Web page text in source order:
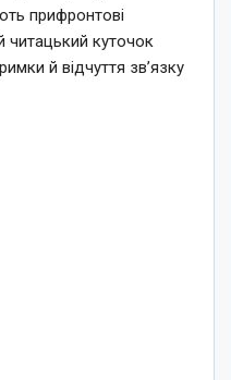
прифронтові
читацький куточок
й відчуття зв’язку